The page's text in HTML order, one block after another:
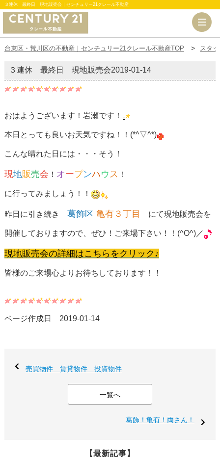
３連休 最終日 現地販売会｜センチュリー21クレール不動産
台東区・荒川区の不動産｜センチュリー21クレール不動産TOP スタ
３連休 最終日 現地販売会2019-01-14
おはようございます！岩瀬です！
本日とっても良いお天気ですね！！(*^▽^*)
こんな晴れた日には・・・そう！
現地販売会 ！ オープンハウス ！
に行ってみましょう！！
昨日に引き続き 葛飾区 亀有３丁目 にて現地販売会を
開催しておりますので、ぜひ！ご来場下さい！！(^O^)／
現地販売会の詳細はこちらをクリック♪
皆様のご来場心よりお待ちしております！！
ページ作成日 2019-01-14
売買物件 賃貸物件 投資物件
一覧へ
葛飾！亀有！両さん！
【最新記事】